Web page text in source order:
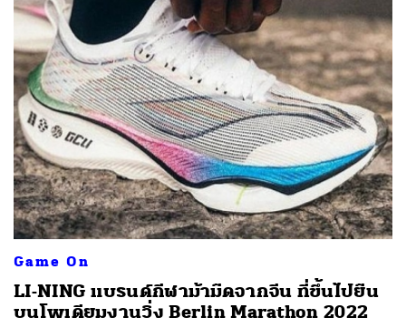
Game On
LI-NING แบรนด์กีฬาม้ามืดจากจีน ที่ขึ้นไปยืน
บนโพเดียมงานวิ่ง Berlin Marathon 2022
ค้นหา
SHARE TWEET LINE EMAIL